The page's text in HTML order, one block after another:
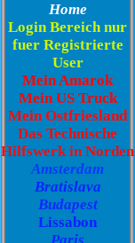
Home
Login Bereich nur
fuer Registrierte
User
Mein Amarok
Mein US Truck
Mein Ostfriesland
Das Technische
Hilfswerk in Norden
Amsterdam
Bratislava
Budapest
Lissabon